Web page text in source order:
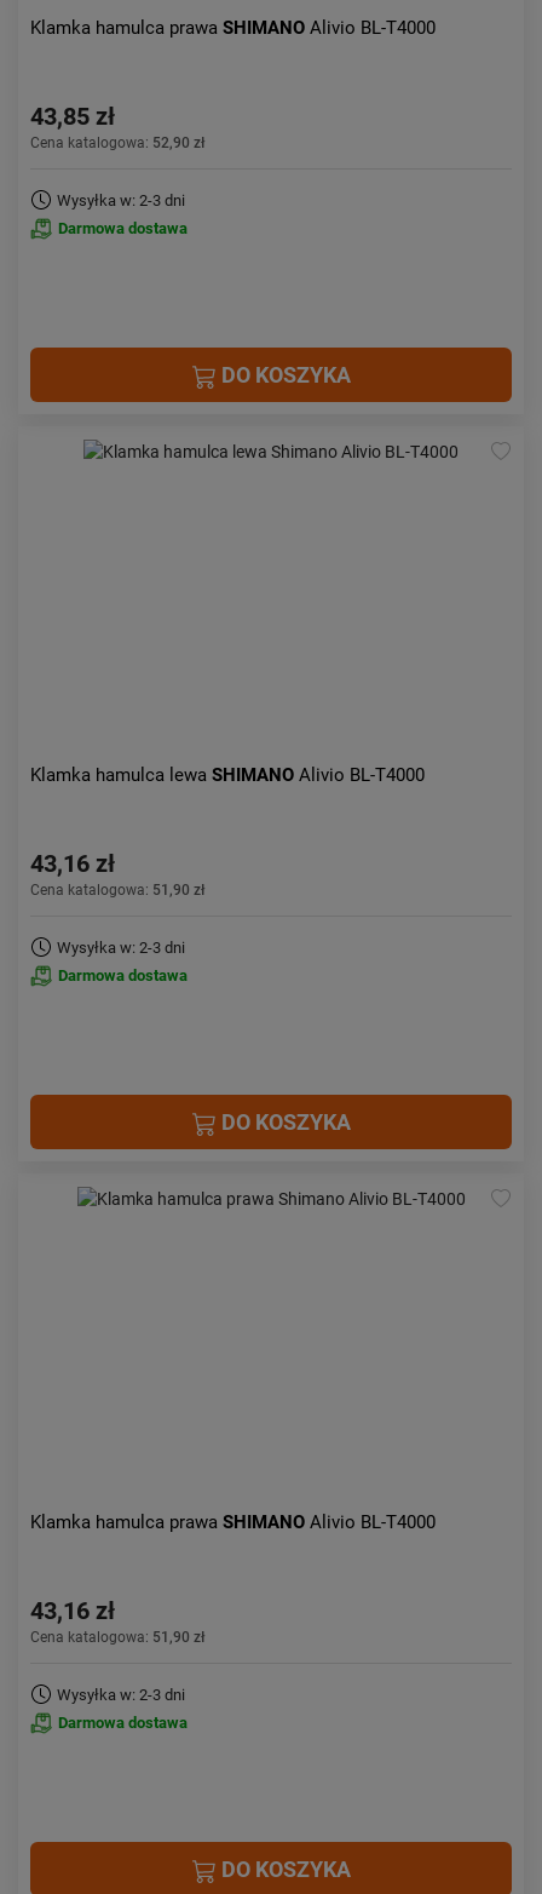
Klamka hamulca prawa SHIMANO Alivio BL-T4000
43,85 zł
Cena katalogowa: 52,90 zł
Wysyłka w: 2-3 dni
Darmowa dostawa
DO KOSZYKA
Klamka hamulca lewa SHIMANO Alivio BL-T4000
43,16 zł
Cena katalogowa: 51,90 zł
Wysyłka w: 2-3 dni
Darmowa dostawa
DO KOSZYKA
Klamka hamulca prawa SHIMANO Alivio BL-T4000
43,16 zł
Cena katalogowa: 51,90 zł
Wysyłka w: 2-3 dni
Darmowa dostawa
DO KOSZYKA